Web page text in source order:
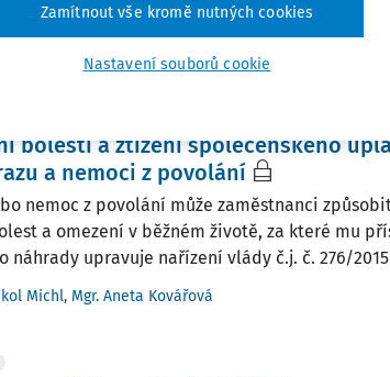
do jiného členského státu EU požadovat
Michl
bolesti a ztížení společenského
a nemoci z povolání
nemoc z povolání může zaměstnanci
a omezení v běžném životě, za které mu
náhrady upravuje nařízení vlády č.j. č. 276/2015
Michl, Mgr. Aneta Kovářová
Nastavení souborů cookie
Zamítnout vše kromě nutných cookies